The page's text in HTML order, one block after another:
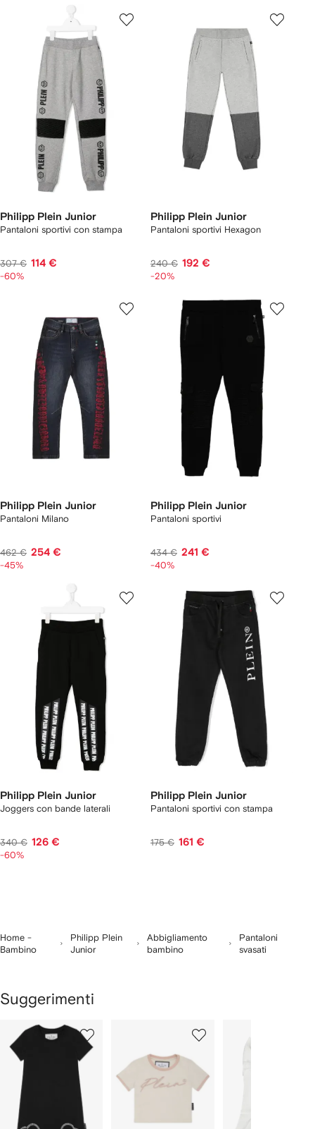
Philipp Plein Junior
Pantaloni sportivi con stampa
307 € 114 €
-60%
Philipp Plein Junior
Pantaloni sportivi Hexagon
240 € 192 €
-20%
Philipp Plein Junior
Pantaloni Milano
462 € 254 €
-45%
Philipp Plein Junior
Pantaloni sportivi
434 € 241 €
-40%
Philipp Plein Junior
Joggers con bande laterali
340 € 126 €
-60%
Philipp Plein Junior
Pantaloni sportivi con stampa
175 € 161 €
Home -
Bambino
Philipp Plein
Junior
Abbigliamento
bambino
Pantaloni
svasati
Suggerimenti